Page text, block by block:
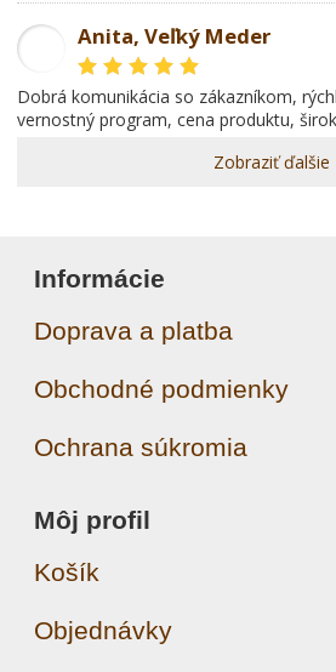
Anita, Veľký Meder
dobrá komunikácia so zákazníkom, rýchle doručenie tovaru,
vernostný program, cena produktu,
Zobraziť ďalšie
Informácie
Doprava a platba
Obchodné podmienky
Ochrana súkromia
Môj profil
Košík
Objednávky